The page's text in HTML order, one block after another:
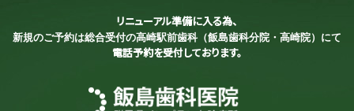
リニューアル準備に入る為、
新規のご予約は総合受付の高崎駅前歯科（飯島歯科分院・高崎院）にて
電話予約を受付しております。